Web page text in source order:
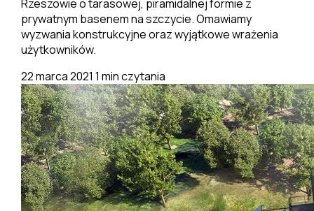
Rzeszowie o tarasowej, piramidalnej formie z
prywatnym basenem na szczycie. Omawiamy
wyzwania konstrukcyjne oraz wyjątkowe wrażenia
użytkowników.
22 marca 2021 1 min czytania